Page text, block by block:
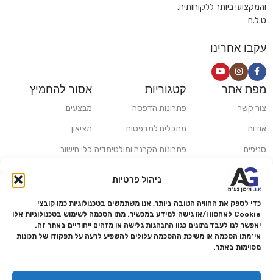
ניהול פרטיות
כדי לספק את החוויה הטובה ביותר, אנו משתמשים בטכנולוגיות כמו קובצי
Cookie לאחסון ו/או גישה למידע במכשיר. מתן הסכמה לשימוש בטכנולוגיות אלו
יאפשר לנו לעבד נתונים כגון התנהגות גלישה או מזהים ייחודיים באתר זה.
אי־מתן הסכמה או משיכת ההסכמה עלולים להשפיע לרעה על תפקודן של תכונות
מסוימות באתר.
והמקצועי ביותר ללקוחותיה.
ט.ל.ח
עקבו אחרינו
מפת אתר
צור קשר
אודות
סניפים
משלוחים ואיסוף עצמי
מדריכים ומאמרים
מותגים
מעבדת תיקונים
הצהרת נגישות
מדיניות פרטיות
קטגוריות
פתרונות הדפסה
מתכלים למדפסות
פתרונות הקרנה ומולטימדיה
פתרונות למגזר הרפואי
אסור להחמיץ
מבצעים
מציאון
כלי חישוב